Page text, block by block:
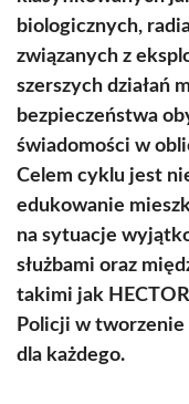
biologicznych,
związanych z
szerszych działań
bezpieczeństwa
świadomości w
Celem cyklu jest
edukowanie
na sytuacje
służbami oraz
takimi jak
Policji w
dla każdego.